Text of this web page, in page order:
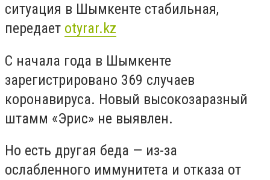
ситуация в Шымкенте стабильная,
передает otyrar.kz
С начала года в Шымкенте
зарегистрировано 369 случаев
коронавируса. Новый высокозаразный
штамм «Эрис» не выявлен.
Но есть другая беда — из-за
ослабленного иммунитета и отказа от